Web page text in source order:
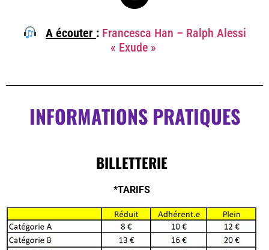
A écouter : Francesca Han – Ralph Alessi
« Exude »
INFORMATIONS PRATIQUES
BILLETTERIE
*TARIFS